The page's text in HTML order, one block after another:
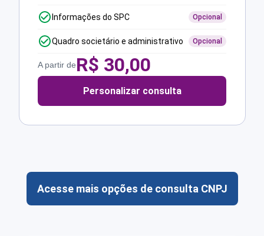
Informações do SPC Opcional
Quadro societário e administrativo Opcional
A partir deR$ 30,00
Personalizar consulta
Acesse mais opções de consulta CNPJ